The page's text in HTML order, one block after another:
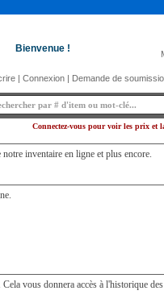
Bienvenue !
| Connexion | Demande de
Connectez-vous pour voir les prix et
inventaire en ligne et plus encore.
vous donnera accès à l'historique des